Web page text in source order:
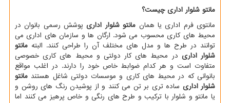
مانتو شلوار اداریچیست؟
مانتوی فرم اداری یا همان مانتو شلوار اداری پوشش رسمی بانوان در
محیط های کاری محسوب می شود. ارگان ها و سازمان های اداری می
توانند در طرح ها و مدل های مختلف آن را طراحی کنند. البته مانتو
شلوار اداری در محیط های کار دولتی و محیط های کاری خصوصی
متفاوت است و هر کدام ضوابط خاص خود را دارند. در اغلب مواقع
بانوانی که در محیط های کاری و موسسات دولتی شاغل هستند مانتو
شلوار اداری ساده تری بر تن می کنند و از پوشیدن رنگ های روشن و
یا مانتو و شلوار با ترکیب و طرح های رنگی و خاص پرهیز می کنند اما